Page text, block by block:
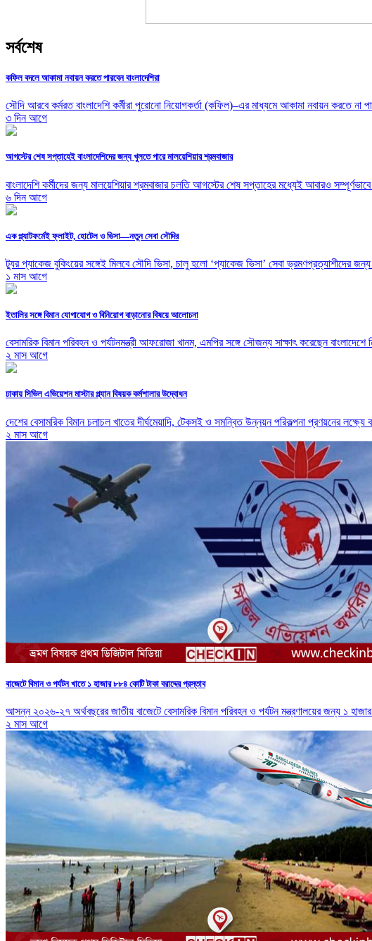
সর্বশেষ
কফিল বদলে আকামা নবায়ন করতে পারবেন বাংলাদেশিরা
সৌদি আরবে কর্মরত বাংলাদেশি কর্মীরা পুরোনো নিয়োগকর্তা (কফিল)–এর মাধ্যমে আকামা নবায়ন করতে না
৩ দিন আগে
আগস্টের শেষ সপ্তাহেই বাংলাদেশিদের জন্য খুলতে পারে মালয়েশিয়ার শ্রমবাজার
বাংলাদেশি কর্মীদের জন্য মালয়েশিয়ার শ্রমবাজার চলতি আগস্টের শেষ সপ্তাহের মধ্যেই আবারও
৬ দিন আগে
এক প্ল্যাটফর্মেই ফ্লাইট, হোটেল ও ভিসা—নতুন সেবা সৌদির
ট্যুর প্যাকেজ বুকিংয়ের সঙ্গেই মিলবে সৌদি ভিসা, চালু হলো ‘প্যাকেজ ভিসা’ সেবা ভ্রমণপ্রত্যাশীদের
১ মাস আগে
ইতালির সঙ্গে বিমান যোগাযোগ ও বিনিয়োগ বাড়ানোর বিষয়ে আলোচনা
বেসামরিক বিমান পরিবহন ও পর্যটনমন্ত্রী আফরোজা খানম, এমপির সঙ্গে সৌজন্য সাক্ষাৎ করেছেন
২ মাস আগে
ঢাকায় সিভিল এভিয়েশন মাস্টার প্ল্যান বিষয়ক কর্মশালার উদ্বোধন
দেশের বেসামরিক বিমান চলাচল খাতের দীর্ঘমেয়াদি, টেকসই ও সমন্বিত উন্নয়ন পরিকল্পনা
২ মাস আগে
বাজেটে বিমান ও পর্যটন খাতে ১ হাজার ৮৮৪ কোটি টাকা বরাদ্দের প্রস্তাব
আসন্ন ২০২৬-২৭ অর্থবছরের জাতীয় বাজেটে বেসামরিক বিমান পরিবহন ও পর্যটন মন্ত্রণালয়ের জন্য ১
২ মাস আগে